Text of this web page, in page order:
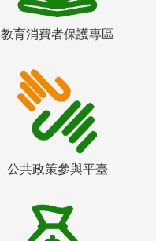
教育消費者保護專區
公共政策參與平臺